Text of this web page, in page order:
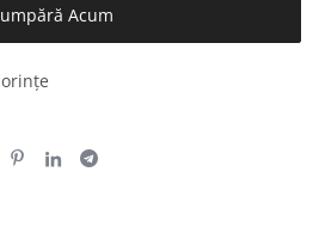
Acum